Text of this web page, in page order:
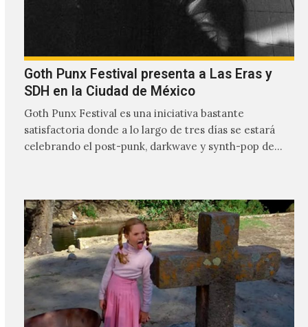
Goth Punx Festival presenta a Las Eras y
SDH en la Ciudad de México
Goth Punx Festival es una iniciativa bastante
satisfactoria donde a lo largo de tres días se estará
celebrando el post-punk, darkwave y synth-pop de